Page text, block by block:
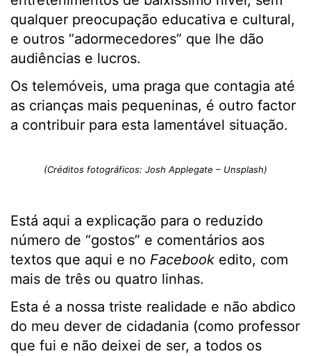
qualquer preocupação educativa e cultural,
e outros “adormecedores” que lhe dão
audiências e lucros.
Os telemóveis, uma praga que contagia até
as crianças mais pequeninas, é outro factor
a contribuir para esta lamentável situação.
(Créditos fotográficos: Josh Applegate – Unsplash)
Está aqui a explicação para o reduzido
número de “gostos” e comentários aos
textos que aqui e no Facebook edito, com
mais de três ou quatro linhas.
Esta é a nossa triste realidade e não abdico
do meu dever de cidadania (como professor
que fui e não deixei de ser, a todos os